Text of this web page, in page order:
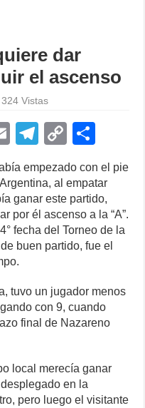
dar
el ascenso
324 Vistas
E
m
ail
T
e
gr
a
m
C
o
p
y
Li
n
h
ar
e
empezado con el pie
al empatar
ganar este partido,
por él ascenso a la “A”.
fecha del Torneo de la
buen partido, fue el
tuvo un jugador menos
con 9, cuando
final de Nazareno
local merecía ganar
en la
pero luego el visitante